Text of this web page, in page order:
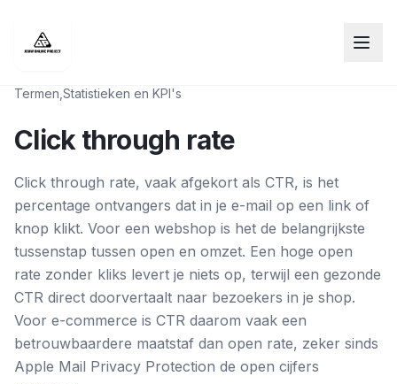
Termen Statistieken en KPI's
Click through rate
Click through rate, vaak afgekort als CTR, is het
percentage ontvangers dat in je e-mail op een link of
knop klikt. Voor een webshop is het de belangrijkste
tussenstap tussen open en omzet. Een hoge open
rate zonder kliks levert je niets op, terwijl een gezonde
CTR direct doorvertaalt naar bezoekers in je shop.
Voor e-commerce is CTR daarom vaak een
betrouwbaardere maatstaf dan open rate, zeker sinds
Apple Mail Privacy Protection de open cijfers